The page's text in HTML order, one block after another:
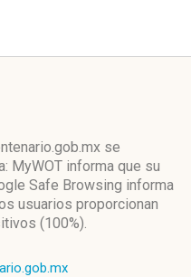
se
MyWOT informa que su
Safe Browsing informa
usuarios proporcionan
(100%).